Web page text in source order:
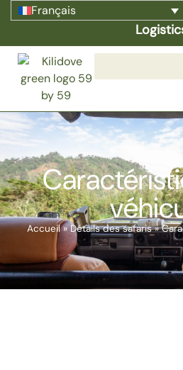
Français
Accueil»Détails des safaris»